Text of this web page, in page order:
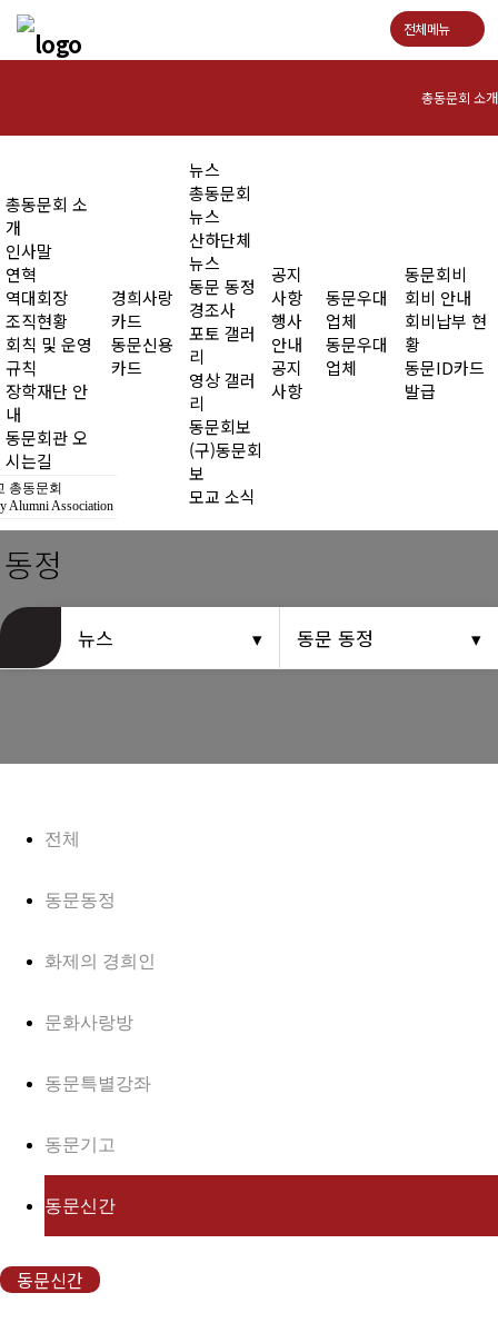
전체메뉴
총동문회 소개
연혁
역대회장
조직현황
회칙 및 운영규칙
장학재단 안내
동문회관 오시는길
동문신용카드
영상 갤러리
동문회보
(구)동문회보
행사안내
총동문회 소
개
인사말
연혁
역대회장
조직현황
회칙 및 운영
규칙
장학재단 안
내
동문회관 오
시는길
경희사랑
카드
동문신용
카드
뉴스
총동문회
뉴스
산하단체
뉴스
동문 동정
경조사
포토 갤러
리
영상 갤러
리
동문회보
(구)동문회
보
모교 소식
공지
사항
행사
안내
공지
사항
동문우대
업체
동문우대
업체
동문회비
회비 안내
회비납부 현
황
동문ID카드
발급
총동문회
Alumni Association
정
뉴스 동문 동정
전체
동문동정
화제의 경희인
문화사랑방
동문특별강좌
동문기고
동문신간
동문신간